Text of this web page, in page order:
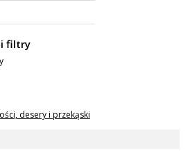
filtry
desery i przekąski